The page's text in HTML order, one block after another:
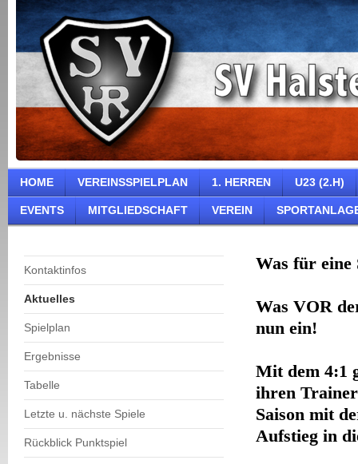
HOME VEREINSSPIELPLAN 1. HERREN U23 (2.H)
EVENTS MITGLIEDSCHAFT VEREIN
Kontaktinfos
Aktuelles
Spielplan
Ergebnisse
Tabelle
Letzte u. nächste Spiele
Rückblick Punktspiel
Was für eine
Was VOR
nun ein!
Mit dem 4:1
ihren
Saison mit
Aufstieg in